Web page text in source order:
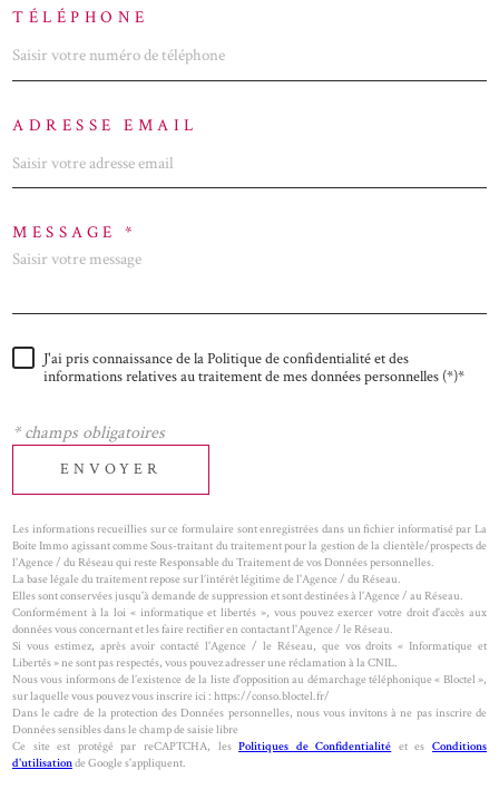
TÉLÉPHONE
ADRESSE EMAIL
MESSAGE *
J'ai pris connaissance de la Politique de confidentialité et des
informations relatives au traitement de mes données personnelles (*)*
* champs obligatoires
ENVOYER
Les informations recueillies sur ce formulaire sont enregistrées dans un fichier informatisé par La
Boite Immo agissant comme Sous-traitant du traitement pour la gestion de la clientèle/prospects de
l'Agence / du Réseau qui reste Responsable du Traitement de vos Données personnelles.
La base légale du traitement repose sur l’intérêt légitime de l'Agence / du Réseau.
Elles sont conservées jusqu'à demande de suppression et sont destinées à l'Agence / au Réseau.
Conformément à la loi « informatique et libertés », vous pouvez exercer votre droit d'accès aux
données vous concernant et les faire rectifier en contactant l'Agence / le Réseau.
Si vous estimez, après avoir contacté l'Agence / le Réseau, que vos droits « Informatique et
Libertés » ne sont pas respectés, vous pouvez adresser une réclamation à la CNIL.
Nous vous informons de l’existence de la liste d'opposition au démarchage téléphonique « Bloctel »,
sur laquelle vous pouvez vous inscrire ici : https://conso.bloctel.fr/
Dans le cadre de la protection des Données personnelles, nous vous invitons à ne pas inscrire de
Données sensibles dans le champ de saisie libre
Ce site est protégé par reCAPTCHA, lesPolitiques de Confidentialité et esConditions
d'utilisationde Google s'appliquent.